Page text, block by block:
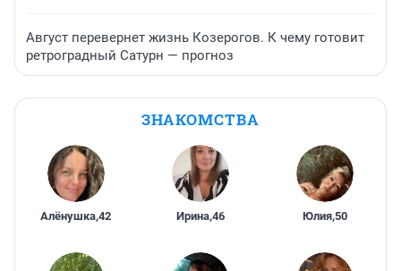
Август перевернет жизнь Козерогов. К чему готовит
ретроградный Сатурн — прогноз
ЗНАКОМСТВА
Алёнушка,42 Ирина,46 Юлия,50